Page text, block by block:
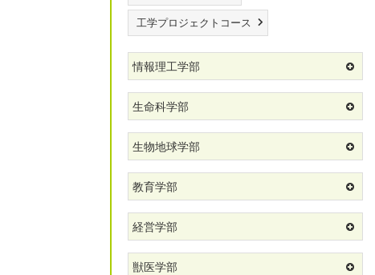
工学プロジェクトコース
情報理工学部
生命科学部
生物地球学部
教育学部
経営学部
獣医学部